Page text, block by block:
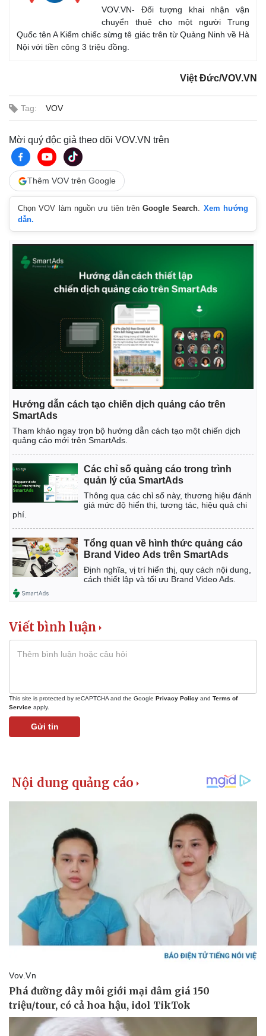
Kinh tế
Bất động sản
Khởi nghiệp
Thị trường
Giá vàng
Chứng khoán
Giá cà phê
Pháp luật
Vụ án
Tin nóng
Tư vấn luật
Vũ khí
Việt Nam
VOV.VN- Đối tượng khai nhận vận
chuyển thuê cho một người Trung
Quốc tên A Kiểm chiếc sừng tê giác trên từ Quảng Ninh về Hà
Nội với tiền công 3 triệu đồng.
Việt Đức/VOV.VN
Tag: VOV
Mời quý độc giả theo dõi VOV.VN trên
Thêm VOV trên Google
Chọn VOV làm nguồn ưu tiên trênGoogle Search. Xem hướng
dẫn.
Hướng dẫn cách tạo chiến dịch quảng cáo trên
SmartAds
Tham khảo ngay trọn bộ hướng dẫn cách tạo một chiến dịch
quảng cáo mới trên SmartAds.
Các chỉ số quảng cáo trong trình
quản lý của SmartAds
Thông qua các chỉ số này, thương hiệu đánh
giá mức độ hiển thị, tương tác, hiệu quả chi
phí.
Tổng quan về hình thức quảng cáo
Brand Video Ads trên SmartAds
Định nghĩa, vị trí hiển thị, quy cách nội dung,
cách thiết lập và tối ưu Brand Video Ads.
Viết bình luận
This site is protected by reCAPTCHA and the Google Privacy Policy and Terms of
Service apply.
Gửi tin